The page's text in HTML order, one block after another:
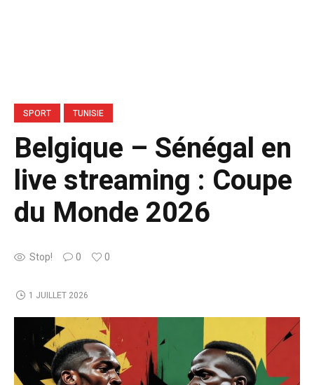
SPORT TUNISIE
Belgique – Sénégal en
live streaming : Coupe
du Monde 2026
Stop! 0 0
1 JUILLET 2026